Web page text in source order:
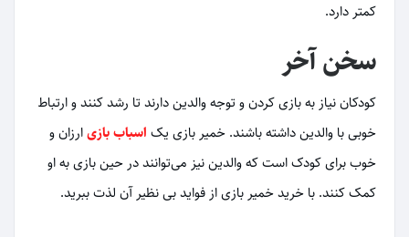
کمتر دارد.
سخن آخر
کودکان نیاز به بازی کردن و توجه والدین دارند تا رشد کنند و ارتباط
خوبی با والدین داشته باشند. خمیر بازی یک اسباب بازیارزان و
خوب برای کودک است که والدین نیز می‌توانند در حین بازی به او
کمک کنند. با خرید خمیر بازی از فواید بی نظیر آن لذت ببرید.